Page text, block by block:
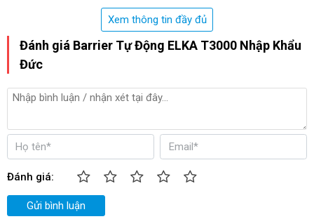
Thiết kế tinh tế, hiện đại
ELKA T3000 nhập khẩu Đức
Màu chủ đạo của barrier này là màu trắng giúp tôn lên vẻ sang
Vận hành ổn định
ELKA T3000
được trang bị động cơ bền bỉ, chất lượng. Thậm
chí máy có thể hoạt động ổn định trong điều kiện -30°C - 70°C.
Chính vì vậy người dùng hoàn toàn có thể an tâm khi lắp đặt và
Xem thông tin đầy đủ
Đánh giá Barrier Tự Động ELKA T3000 Nhập Khẩu
Đức
Đánh giá:
Gửi bình luận